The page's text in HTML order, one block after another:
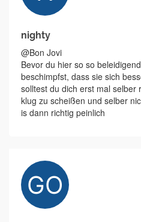
nighty
@Bon Jovi
Bevor du hier so so
beschimpfst, dass sie sich
solltest du dich erst mal selber
klug zu scheißen und selber
is dann richtig peinlich